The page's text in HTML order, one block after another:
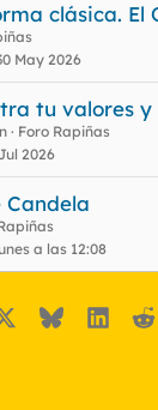
clásica. El
May 2026
tu valores
Foro Rapiñas
2026
Candela
a las 12:08
Bluesky